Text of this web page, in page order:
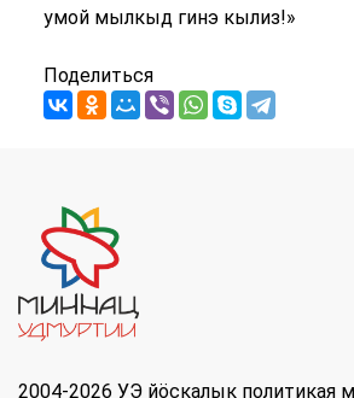
умой мылкыд гинэ кылиз!»
Поделиться
2004-2026 УЭ йöскалык политикая